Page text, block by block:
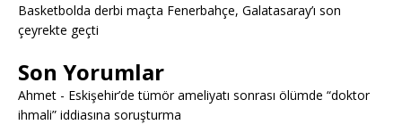
Basketbolda derbi maçta Fenerbahçe, Galatasaray’ı son
çeyrekte geçti
Son Yorumlar
Ahmet - Eskişehir’de tümör ameliyatı sonrası ölümde “doktor
ihmali” iddiasına soruşturma